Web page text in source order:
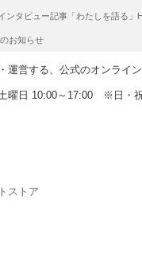
ンタビュー記事「わたしを語る」
お知らせ
運営する、公式のオンライン
土曜日 10:00～17:00 ※日・祝
ストア